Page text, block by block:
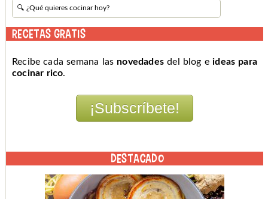
RECETAS GRATIS
Recibe cada semana las novedades del blog eideas para
cocinar rico.
DESTACADO